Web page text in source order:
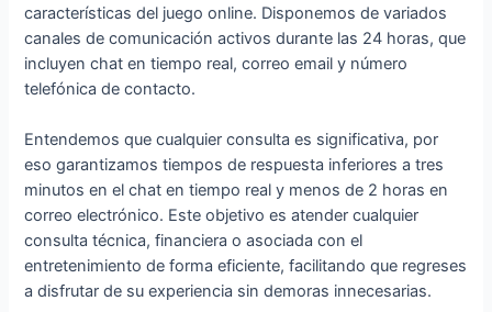
características del juego online. Disponemos de variados
canales de comunicación activos durante las 24 horas, que
incluyen chat en tiempo real, correo email y número
telefónica de contacto.
Entendemos que cualquier consulta es significativa, por
eso garantizamos tiempos de respuesta inferiores a tres
minutos en el chat en tiempo real y menos de 2 horas en
correo electrónico. Este objetivo es atender cualquier
consulta técnica, financiera o asociada con el
entretenimiento de forma eficiente, facilitando que regreses
a disfrutar de su experiencia sin demoras innecesarias.